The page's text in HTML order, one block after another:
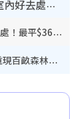
香港室內好去處｜逾35大歎冷氣室內好去處推介 室內活動免費避雨無懼落雨
唱K推介2026︱全港13大卡啦OK好去處！最平$36起 日文K都有！(附地址+收費詳情)
小熊維尼100週年快閃店登陸又一城 重現百畝森林經典場景／獨家限定盲盒登場／專屬DIY香水